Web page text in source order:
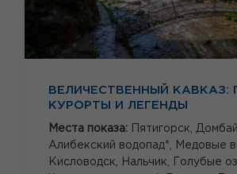
ВЕЛИЧЕСТВЕННЫЙ КАВКАЗ:
КУРОРТЫ И ЛЕГЕНДЫ
Места показа: Пятигорск, Домбай,
Алибекский водопад*,
Медовые
Кисловодск,
Нальчик, Голубые